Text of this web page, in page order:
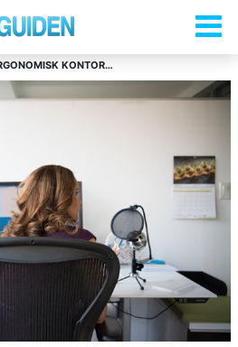
EN ERGONOMISK KONTORSTOL FORBEDRER ARBEJDSOPLEVELSEN